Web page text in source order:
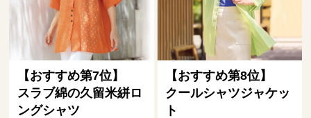
【おすすめ第7位】
スラブ綿の久留米絣ロ
ングシャツ
【おすすめ第8位】
クールシャツジャケッ
ト